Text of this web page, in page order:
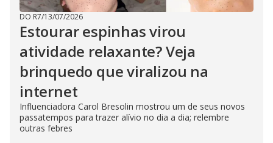
DO R7/13/07/2026
Estourar espinhas virou
atividade relaxante? Veja
brinquedo que viralizou na
internet
Influenciadora Carol Bresolin mostrou um de seus novos
passatempos para trazer alívio no dia a dia; relembre
outras febres